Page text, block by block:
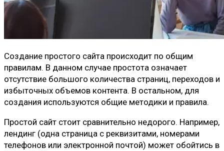
Создание простого сайта происходит по общим
правилам. В данном случае простота означает
отсутствие большого количества страниц, переходов и
избыточных объемов контента. В остальном, для
создания используются общие методики и правила.
Простой сайт стоит сравнительно недорого. Например,
лендинг (одна страница с реквизитами, номерами
телефонов или электронной почтой) может обойтись в